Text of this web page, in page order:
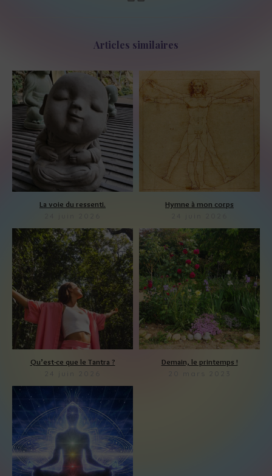
Articles similaires
La voie du ressenti. Hymne à mon corps
Qu’est-ce que le Tantra ?
Demain, le printemps !